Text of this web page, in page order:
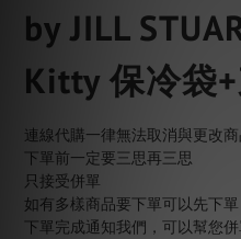
by JILL
Kitty 保冷袋
連線代購一律無法取消與更改
下單前一定要三思再三思
只接受併單
如有多樣商品要下單可以先下單
下單完成通知我們，可以幫您